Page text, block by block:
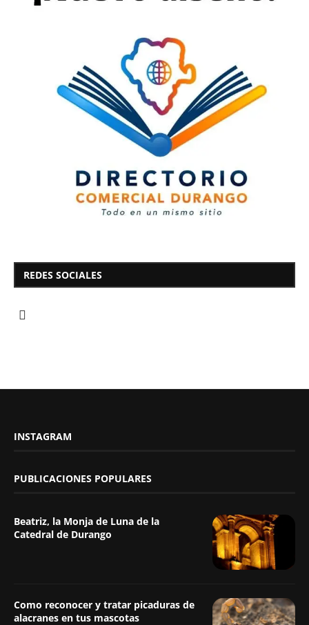
REDES SOCIALES
INSTAGRAM
PUBLICACIONES POPULARES
Beatriz, la Monja de Luna de la
Catedral de Durango
Como reconocer y tratar picaduras de
alacranes en tus mascotas